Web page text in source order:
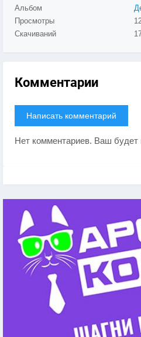
Альбом
Просмотры
Скачиваний
Комментарии
Написать комментарий
Нет комментариев. Ваш будет